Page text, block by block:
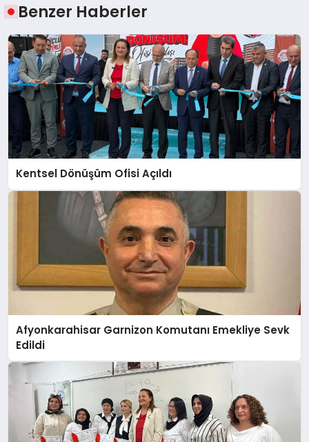
Benzer Haberler
Kentsel Dönüşüm Ofisi Açıldı
Afyonkarahisar Garnizon Komutanı Emekliye Sevk
Edildi